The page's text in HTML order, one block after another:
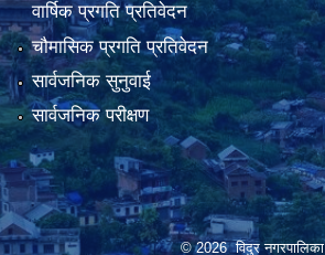
वार्षिक प्रगति प्रतिवेदन
चौमासिक प्रगति प्रतिवेदन
सार्वजनिक सुनुवाई
सार्वजनिक परीक्षण
© 2026 विदुर नगरपालिका